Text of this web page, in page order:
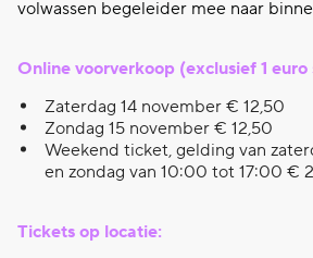
volwassen begeleider mee naar
Online voorverkoop (exclusief 1 euro
Zaterdag 14 november € 12,50
Zondag 15 november € 12,50
Weekend ticket, gelding van
en zondag van 10:00 tot 17:00 €
Tickets op locatie: